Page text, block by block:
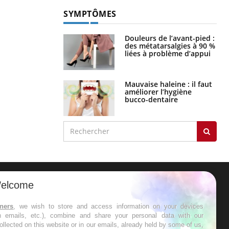
SYMPTÔMES
Douleurs de l’avant-pied :
des métatarsalgies à 90 %
liées à problème d’appui
Mauvaise haleine : il faut
améliorer l’hygiène
bucco-dentaire
les semaines les meilleures
, we wish to store and access information on your devices
emails, etc.), combine and share your personal data with our
on this website or in our emails, already held by some of us,